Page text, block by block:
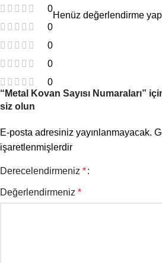
0
0
0
0
0
Henüz değerlendirme
“Metal Kovan Sayısı Numaraları”
siz olun
E-posta adresiniz yayınlanmayacak.
işaretlenmişlerdir
Derecelendirmeniz *
Değerlendirmeniz *